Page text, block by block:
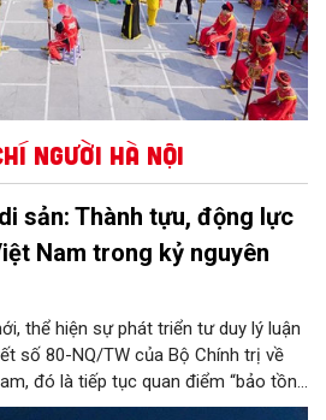
Người Hà Nội
sản: Thành tựu, động lực
Nam trong kỷ nguyên
thể hiện sự phát triển tư duy lý luận
số 80-NQ/TW của Bộ Chính trị về
đó là tiếp tục quan điểm “bảo tồn
hóa gắn kết với phát triển kinh tế -